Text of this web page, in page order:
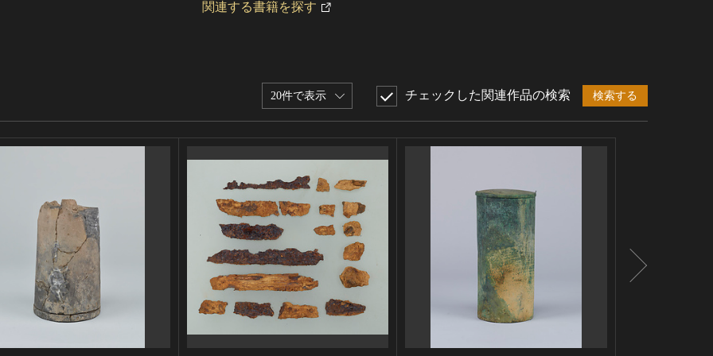
関連する書籍を探す
20件で表示 チェックした関連作品の検索 検索する